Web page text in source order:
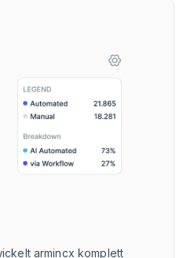
armincx komplett